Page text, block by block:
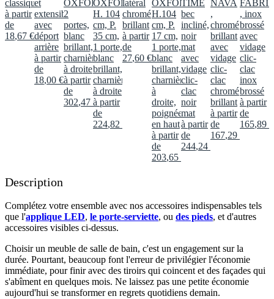
classique
à partir
de
18,67 €
et
extensible
avec
déport
arrière
à partir
de
18,00 €
OXFORD
2
portes,
blanc
brillant,
charnières
à droite
à partir
de
302,47 €
OXFORD,
H. 104
cm, P.
35 cm,
1 porte,
blanc
brillant,
charnières
à droite
à partir
de
224,82
latéral
chromé
brillant
à partir
de
27,60 €
OXFORD,
H.104
cm, P.
17 cm,
1 porte,
blanc
brillant,
charnières
à
droite,
poignée
en haut
à partir
de
203,65
TIME
bec
incliné,
noir
mat
avec
vidage
clic-
clac
noir
mat
à partir
de
244,24
NAVA
,
chromé
brillant
avec
vidage
clic-
clac
chromé
brillant
à partir
de
167,29
, inox
brossé
avec
vidage
clic-
clac
inox
brossé
à partir
de
165,89
Description
Complétez votre ensemble avec nos accessoires indispensables tels
que l'applique LED, le porte-serviette, ou des pieds, et d'autres
accessoires visibles ci-dessus.​
Choisir un meuble de salle de bain, c'est un engagement sur la
durée. Pourtant, beaucoup font l'erreur de privilégier l'économie
immédiate, pour finir avec des tiroirs qui coincent et des façades qui
s'abîment en quelques mois. Ne laissez pas une petite économie
aujourd'hui se transformer en regrets quotidiens demain.